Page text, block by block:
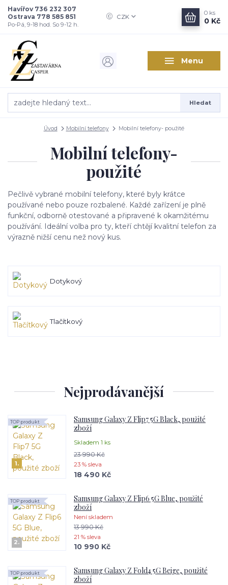
Menu
CZK
Hledat
Havířov 736 232 307
Ostrava 778 585 851
Po-Pá, 9-18 hod. So 9-12 h.
0 ks
0 Kč
Úvod Mobilní telefony Mobilní telefony- použité
Mobilní telefony-
použité
Pečlivě vybrané mobilní telefony, které byly krátce
používané nebo pouze rozbalené. Každé zařízení je plně
funkční, odborně otestované a připravené k okamžitému
používání. Ideální volba pro ty, kteří chtějí kvalitní telefon za
výrazně nižší cenu než nový kus.
Dotykový
Tlačítkový
Nejprodávanější
1.
Samsung Galaxy Z Flip7 5G Black, použité
zboží
Skladem 1 ks
TOP produkt
23 990 Kč
23 % sleva
18 490 Kč
2.
Samsung Galaxy Z Flip6 5G Blue, použité
zboží
Není skladem
TOP produkt
13 990 Kč
21 % sleva
10 990 Kč
Samsung Galaxy Z Fold4 5G Beige, použité
zboží
TOP produkt